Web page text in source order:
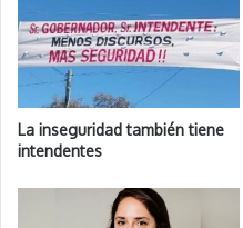
La inseguridad también tiene
intendentes